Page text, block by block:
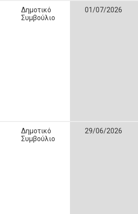
Δημοτικό
Συμβούλιο
01/07/2026
Δημοτικό
Συμβούλιο
29/06/2026